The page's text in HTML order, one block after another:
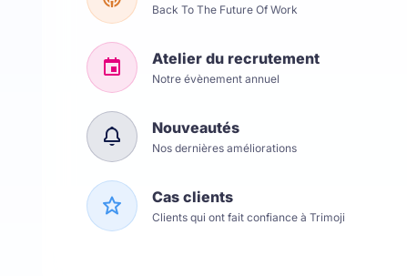
Back To The Future Of Work
Atelier du recrutement
Notre évènement annuel
Nouveautés
Nos dernières améliorations
Cas clients
Clients qui ont fait confiance à Trimoji